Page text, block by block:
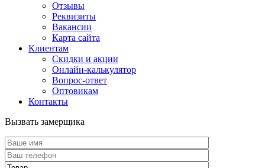
Отзывы
Реквизиты
Вакансии
Карта сайта
Клиентам
Скидки и акции
Онлайн-калькулятор
Вопрос-ответ
Оптовикам
Контакты
Вызвать замерщика